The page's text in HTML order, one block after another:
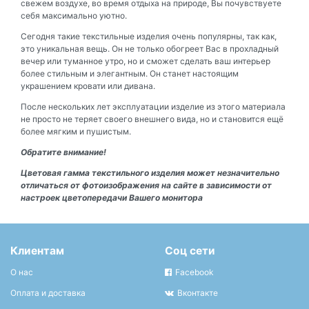
свежем воздухе, во время отдыха на природе, Вы почувствуете
себя максимально уютно.
Сегодня такие текстильные изделия очень популярны, так как,
это уникальная вещь. Он не только обогреет Вас в прохладный
вечер или туманное утро, но и сможет сделать ваш интерьер
более стильным и элегантным. Он станет настоящим
украшением кровати или дивана.
После нескольких лет эксплуатации изделие из этого материала
не просто не теряет своего внешнего вида, но и становится ещё
более мягким и пушистым.
Обратите внимание!
Цветовая гамма текстильного изделия может незначительно
отличаться от фотоизображения на сайте в зависимости от
настроек цветопередачи Вашего монитора
Клиентам
О нас
Оплата и доставка
Соц сети
Facebook
Вконтакте